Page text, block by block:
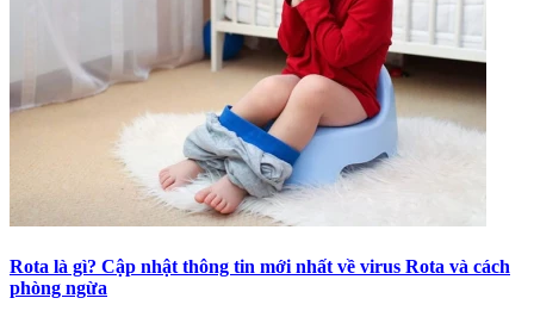
Rota là gì? Cập nhật thông tin mới nhất về virus Rota và cách
phòng ngừa